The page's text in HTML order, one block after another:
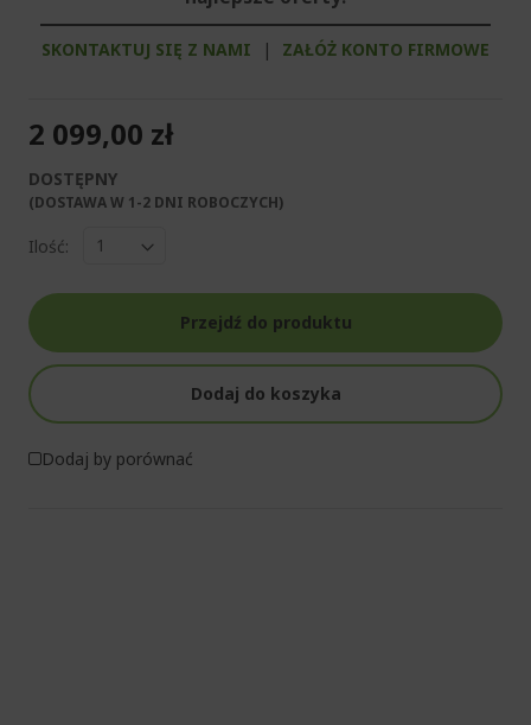
SKONTAKTUJ SIĘ Z NAMI | ZAŁÓŻ KONTO FIRMOWE
2 099,00 zł
DOSTĘPNY
(DOSTAWA W 1-2 DNI ROBOCZYCH)​
Ilość:
Przejdź do produktu
Dodaj do koszyka
Dodaj by porównać